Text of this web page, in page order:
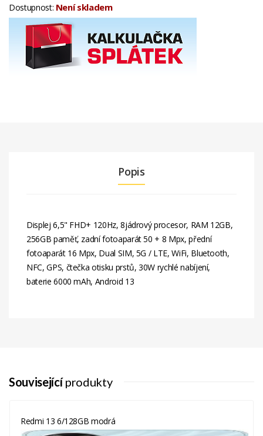
Dostupnost: Není skladem
Popis
Displej 6,5" FHD+ 120Hz, 8jádrový procesor, RAM 12GB,
256GB paměť, zadní fotoaparát 50 + 8 Mpx, přední
fotoaparát 16 Mpx, Dual SIM, 5G / LTE, WiFi, Bluetooth,
NFC, GPS, čtečka otisku prstů, 30W rychlé nabíjení,
baterie 6000 mAh, Android 13
Související produkty
Redmi 13 6/128GB modrá